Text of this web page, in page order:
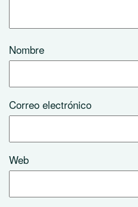
Nombre
Correo electrónico
Web